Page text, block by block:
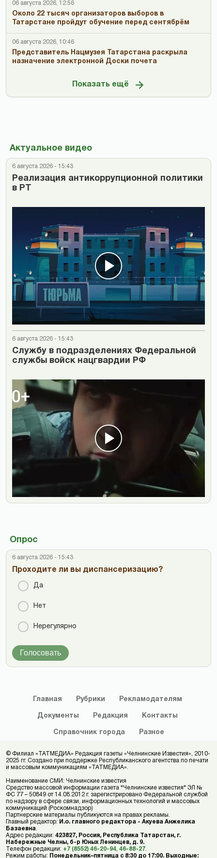
06 августа 2026, 12:56
Около 22 тысяч организаторов выборов в
Татарстане пройдут обучение перед сентябрём
06 августа 2026, 10:46
Представитель Нацмузея Татарстана раскрыла
назначение электронной Доски почета
Показать ещё
Актуальное видео
6 августа 2026 - 15:43
Реализация антикоррупционной политики
в РТ
6 августа 2026 - 15:43
Cлужбу в подразделениях Федеральной
службы войск нацгвардии РФ
Опрос
6 августа 2026 - 15:43
Проходите ли вы диспансеризацию?
Да
Нет
Нерегулярно
Голосовать
Главная Рубрики Рекламодателям
Документы Редакция Контакты
Справочник города Разное
© Филиал «ТАТМЕДИА» Редакция газеты «Челнинские Известия», 2010-
2025 гг. Создано при поддержке Республиканского агентства по печати
и массовым коммуникациям «ТАТМЕДИА».
Наименование СМИ: Челнинские известия
Средство массовой информации газета "Челнинские известия" ЭЛ №
ФС 77 – 50849 от 14.08.2012 г. зарегистрировано Федеральной службой
по надзору в сфере связи, информационных технологий и массовых
коммуникаций (Роскомнадзор)
Партнерские материалы публикуются на правах рекламы.
Главный редактор: И.о. главного редактора - Акуева Анжелика
Базаевна
Адрес редакции: 423827, Россия, Республика Татарстан, г.
Набережные Челны, б-р Юных Ленинцев, д. 9.
Телефон редакции: +7 (8552) 46-20-94 46-88-27
Режим работы: Понедельник–пятница с 8:30 до 17:00. Выходные: